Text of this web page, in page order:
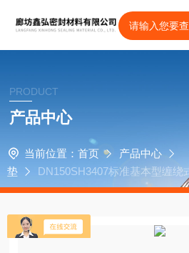
PRODUCT
产品中心
当前位置： 首页 产品中心
垫
DN150SH3407标准基本型缠绕